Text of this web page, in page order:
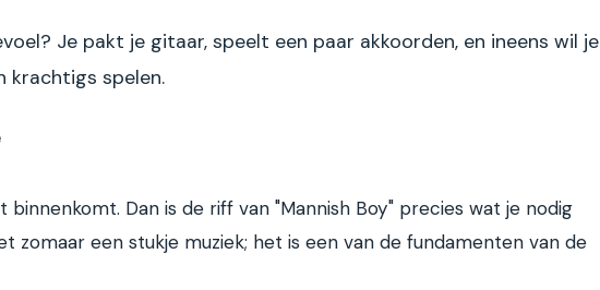
Je pakt je gitaar, speelt een paar akkoorden, en ineens wil je
krachtigs spelen.
binnenkomt. Dan is de riff van "Mannish Boy" precies wat je nodig
zomaar een stukje muziek; het is een van de fundamenten van de